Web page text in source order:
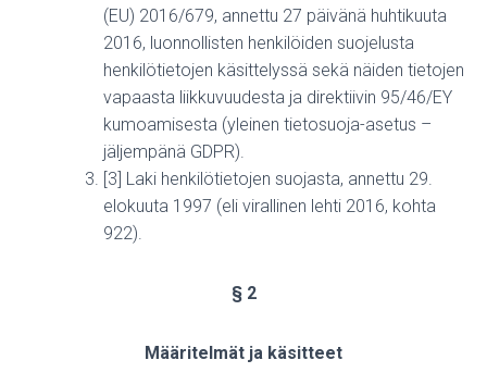
(EU) 2016/679, annettu 27 päivänä huhtikuuta
2016, luonnollisten henkilöiden suojelusta
henkilötietojen käsittelyssä sekä näiden tietojen
vapaasta liikkuvuudesta ja direktiivin 95/46/EY
kumoamisesta (yleinen tietosuoja-asetus –
jäljempänä GDPR).
[3] Laki henkilötietojen suojasta, annettu 29.
elokuuta 1997 (eli virallinen lehti 2016, kohta
922).
§ 2
Määritelmät ja käsitteet